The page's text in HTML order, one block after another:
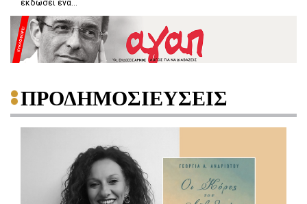
εκδώσει ένα...
ΠΡΟΔΗΜΟΣΙΕΥΣΕΙΣ